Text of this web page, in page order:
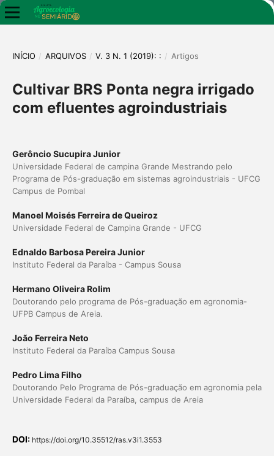
INÍCIO / ARQUIVOS / V. 3 N. 1 (2019): : / Artigos
Cultivar BRS Ponta negra irrigado
com efluentes agroindustriais
Gerôncio Sucupira Junior
Universidade Federal de campina Grande Mestrando pelo
Programa de Pós-graduação em sistemas agroindustriais - UFCG
Campus de Pombal
Manoel Moisés Ferreira de Queiroz
Universidade Federal de Campina Grande - UFCG
Ednaldo Barbosa Pereira Junior
Instituto Federal da Paraíba - Campus Sousa
Hermano Oliveira Rolim
Doutorando pelo programa de Pós-graduação em agronomia-
UFPB Campus de Areia.
João Ferreira Neto
Instituto Federal da Paraíba Campus Sousa
Pedro Lima Filho
Doutorando Pelo Programa de Pós-graduação em agronomia pela
Universidade Federal da Paraíba, campus de Areia
DOI: https://doi.org/10.35512/ras.v3i1.3553